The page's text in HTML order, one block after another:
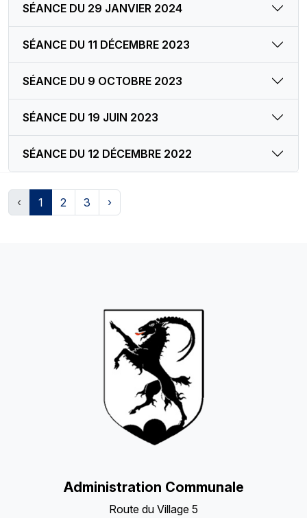
SÉANCE DU 29 JANVIER 2024
SÉANCE DU 11 DÉCEMBRE 2023
SÉANCE DU 9 OCTOBRE 2023
SÉANCE DU 19 JUIN 2023
SÉANCE DU 12 DÉCEMBRE 2022
‹ 1 2 3 ›
Administration Communale
Route du Village 5